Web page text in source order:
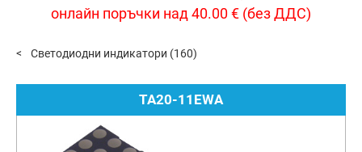
онлайн поръчки над 40.00 € (без ДДС)
Светодиодни индикатори (160)
TA20-11EWA